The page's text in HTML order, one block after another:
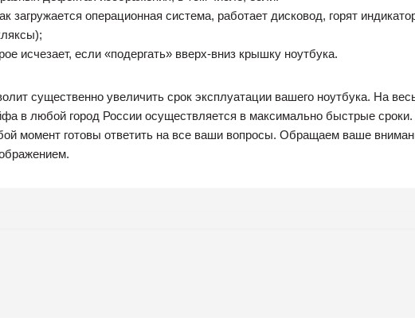
операционная система, работает дисковод, горят
исчезает, если «подергать» вверх-вниз крышку ноутбука.
существенно увеличить срок эксплуатации вашего ноутбука. На
в любой город России осуществляется в максимально быстрые
момент готовы ответить на все ваши вопросы. Обращаем ваше